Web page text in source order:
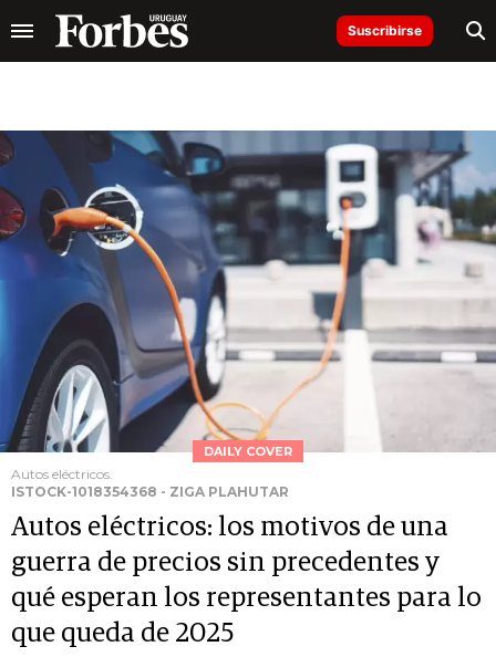
Suscribirse
DAILY COVER
Autos eléctricos.
ISTOCK-1018354368 - ZIGA PLAHUTAR
Autos eléctricos: los motivos de una
guerra de precios sin precedentes y
qué esperan los representantes para lo
que queda de 2025